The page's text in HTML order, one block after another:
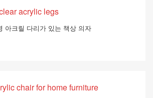
아크릴 다리가 있는 책상 의자